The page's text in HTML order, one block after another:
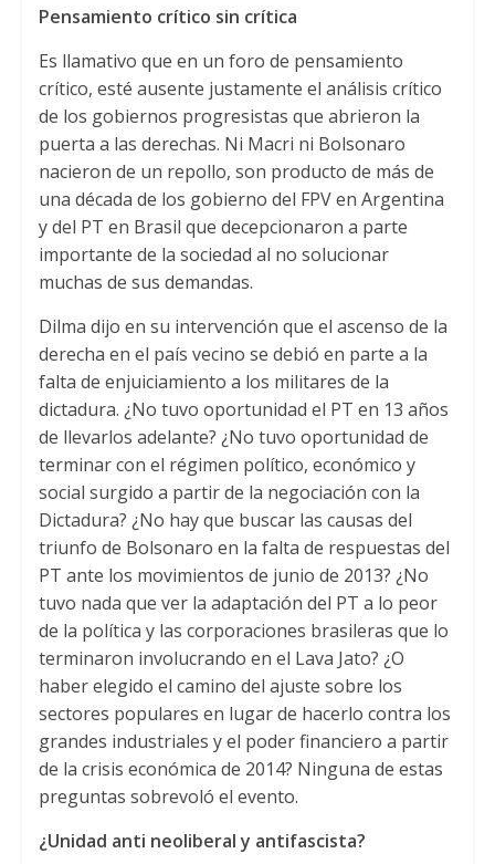
Pensamiento crítico sin crítica
Es llamativo que en un foro de pensamiento
crítico, esté ausente justamente el análisis crítico
de los gobiernos progresistas que abrieron la
puerta a las derechas. Ni Macri ni Bolsonaro
nacieron de un repollo, son producto de más de
una década de los gobierno del FPV en Argentina
y del PT en Brasil que decepcionaron a parte
importante de la sociedad al no solucionar
muchas de sus demandas.
Dilma dijo en su intervención que el ascenso de la
derecha en el país vecino se debió en parte a la
falta de enjuiciamiento a los militares de la
dictadura. ¿No tuvo oportunidad el PT en 13 años
de llevarlos adelante? ¿No tuvo oportunidad de
terminar con el régimen político, económico y
social surgido a partir de la negociación con la
Dictadura? ¿No hay que buscar las causas del
triunfo de Bolsonaro en la falta de respuestas del
PT ante los movimientos de junio de 2013? ¿No
tuvo nada que ver la adaptación del PT a lo peor
de la política y las corporaciones brasileras que lo
terminaron involucrando en el Lava Jato? ¿O
haber elegido el camino del ajuste sobre los
sectores populares en lugar de hacerlo contra los
grandes industriales y el poder financiero a partir
de la crisis económica de 2014? Ninguna de estas
preguntas sobrevoló el evento.
¿Unidad anti neoliberal y antifascista?